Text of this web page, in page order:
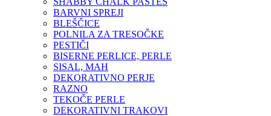
BARVNI SPREJI
BLEŠČICE
POLNILA ZA TRESOČKE
PESTIČI
BISERNE PERLICE, PERLE
SISAL, MAH
DEKORATIVNO PERJE
RAZNO
TEKOČE PERLE
DEKORATIVNI TRAKOVI